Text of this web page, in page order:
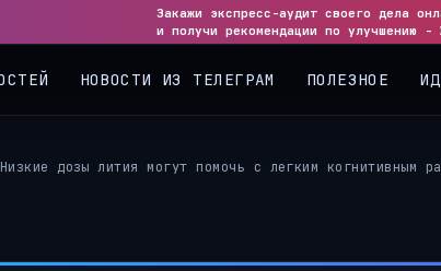
Закажи экспресс-аудит своего дела
и получи рекомендации по улучшению -
Низкие дозы лития могут помочь с легким когнитивным